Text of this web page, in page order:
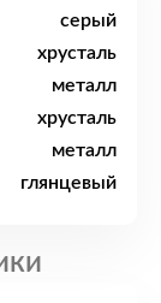
серый
хрусталь
металл
хрусталь
металл
глянцевый